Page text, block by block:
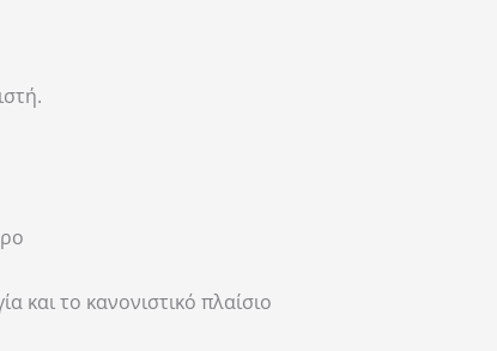
και το κανονιστικό πλαίσιο